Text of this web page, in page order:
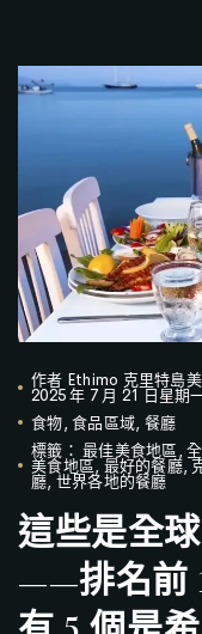
作者 Ethimo 克里特島
2025 年 7 月 21 日星期
食物,食品區域, 餐廳
標籤：最佳美食地區,
美食地區, 最好的餐廳,
廳, 世界各地的餐廳
這些是全
——排名前